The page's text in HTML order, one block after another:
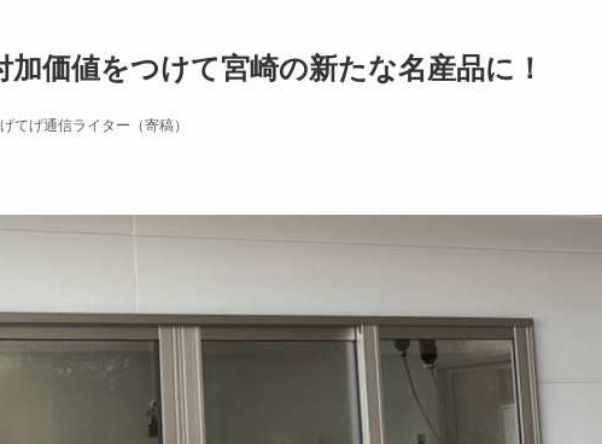
価値をつけて宮崎の新たな名産品に！
てげ通信ライター（寄稿）